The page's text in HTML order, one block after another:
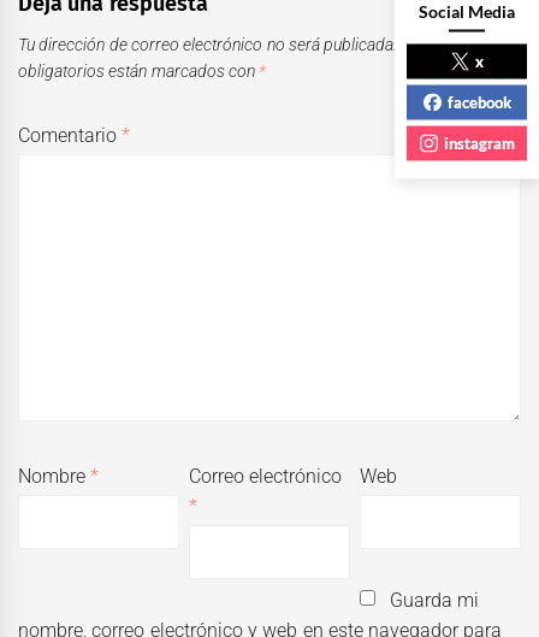
Tu dirección de correo electrónico no será publicada.
Los campos
obligatorios están marcados con *
Comentario*
Nombre*
Correo electrónico
*
Web
Guarda mi
nombre, correo electrónico y web en este navegador para
Social Media
x
facebook
instagram